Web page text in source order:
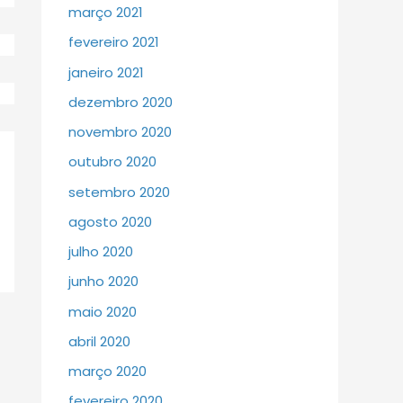
março 2021
fevereiro 2021
janeiro 2021
dezembro 2020
novembro 2020
outubro 2020
setembro 2020
agosto 2020
julho 2020
junho 2020
maio 2020
abril 2020
março 2020